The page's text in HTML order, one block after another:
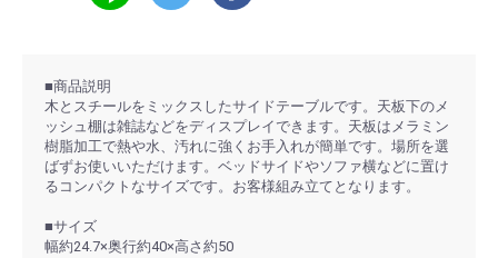
■商品説明
木とスチールをミックスしたサイドテーブルです。天板下のメ
ッシュ棚は雑誌などをディスプレイできます。天板はメラミン
樹脂加工で熱や水、汚れに強くお手入れが簡単です。場所を選
ばずお使いいただけます。ベッドサイドやソファ横などに置け
るコンパクトなサイズです。お客様組み立てとなります。
■サイズ
幅約24.7×奥行約40×高さ約50